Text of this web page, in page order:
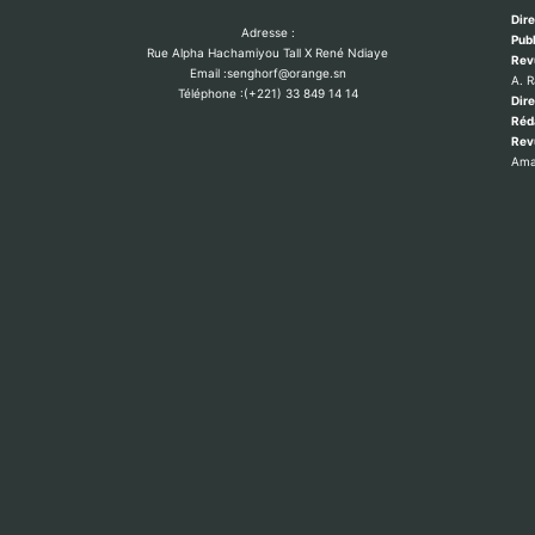
Adresse :
Rue Alpha Hachamiyou Tall X René Ndiaye
Email :senghorf@orange.sn
Téléphone :(+221) 33 849 14 14
A.